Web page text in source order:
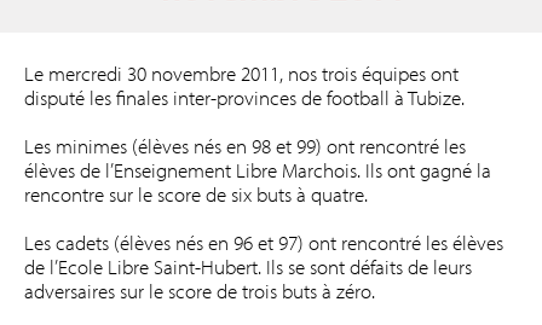
Le mercredi 30 novembre 2011, nos trois équipes ont
disputé les finales inter-provinces de football à Tubize.
Les minimes (élèves nés en 98 et 99) ont rencontré les
élèves de l’Enseignement Libre Marchois. Ils ont gagné la
rencontre sur le score de six buts à quatre.
Les cadets (élèves nés en 96 et 97) ont rencontré les élèves
de l’Ecole Libre Saint-Hubert. Ils se sont défaits de leurs
adversaires sur le score de trois buts à zéro.